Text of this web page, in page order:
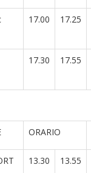
17.00 17.25
17.30 17.55
ORARIO
13.30 13.55